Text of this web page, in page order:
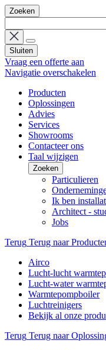
Zoeken
Sluiten
Vraag een offerte aan
Navigatie overschakelen
Producten
Oplossingen
Advies
Services
Showrooms
Contacteer ons
Taal wijzigen
Zoeken
Particulieren
Ik ben
Architect -
Jobs
Terug Terug naar
Airco
Lucht-lucht
Lucht-water
Warmtepompboiler
Luchtreinigers
Bekijk al onze
Terug Terug naar